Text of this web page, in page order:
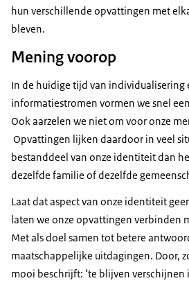
hun verschillende opvattingen met
bleven.
Mening voorop
In de huidige tijd van individualisering
informatiestromen vormen we snel
Ook aarzelen we niet om voor onze
Opvattingen lijken daardoor in veel
bestanddeel van onze identiteit dan
dezelfde familie of dezelfde
Laat dat aspect van onze identiteit
laten we onze opvattingen verbinden
Met als doel samen tot betere
maatschappelijke uitdagingen. Door,
mooi beschrijft: ‘te blijven verschijnen